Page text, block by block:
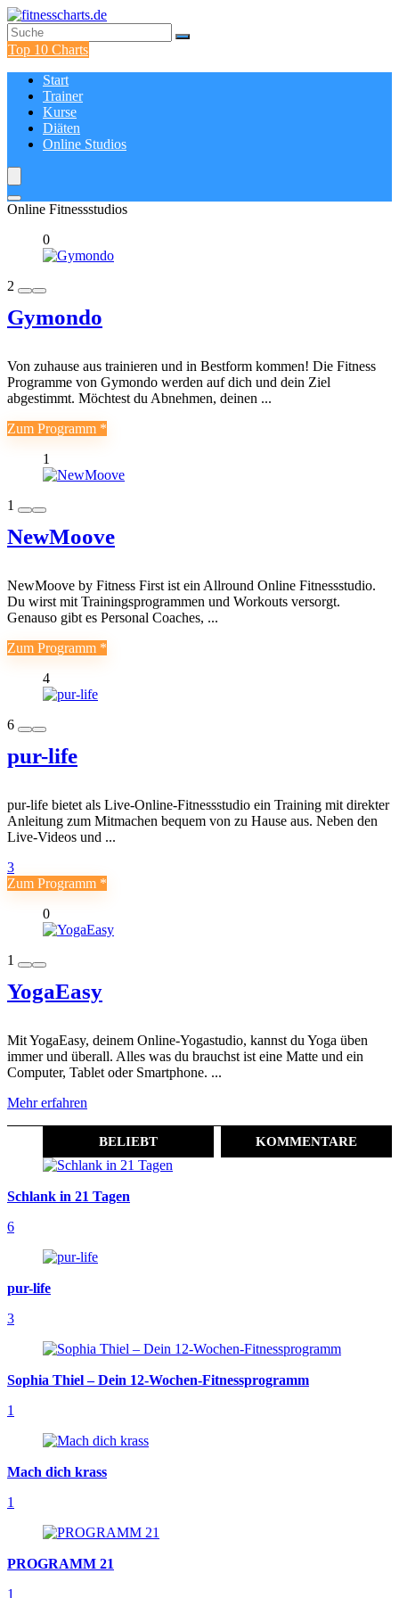
Top 10 Charts
Start
Trainer
Kurse
Diäten
Online Studios
Online Fitnessstudios
0
2
Gymondo
Von zuhause aus trainieren und in Bestform kommen! Die Fitness
Programme von Gymondo werden auf dich und dein Ziel
abgestimmt. Möchtest du Abnehmen, deinen ...
Zum Programm
1
1
NewMoove
NewMoove by Fitness First ist ein Allround Online Fitnessstudio.
Du wirst mit Trainingsprogrammen und Workouts versorgt.
Genauso gibt es Personal Coaches, ...
Zum Programm
4
6
pur-life
pur-life bietet als Live-Online-Fitnessstudio ein Training mit direkter
Anleitung zum Mitmachen bequem von zu Hause aus. Neben den
Live-Videos und ...
3
Zum Programm
0
1
YogaEasy
Mit YogaEasy, deinem Online-Yogastudio, kannst du Yoga üben
immer und überall. Alles was du brauchst ist eine Matte und ein
Computer, Tablet oder Smartphone. ...
Mehr erfahren
BELIEBT KOMMENTARE
Schlank in 21 Tagen
6
pur-life
3
Sophia Thiel – Dein 12-Wochen-Fitnessprogramm
1
Mach dich krass
1
PROGRAMM 21
1